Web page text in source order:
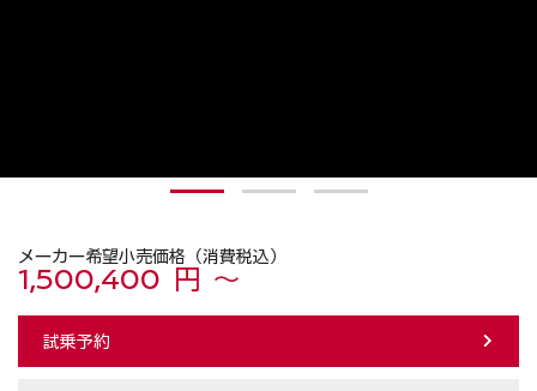
メーカー希望小売価格（消費税込）
1,500,400 円 ～
試乗予約